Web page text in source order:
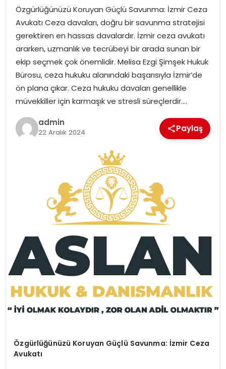
Özgürlüğünüzü Koruyan Güçlü Savunma: İzmir Ceza
Avukatı Ceza davaları, doğru bir savunma stratejisi
gerektiren en hassas davalardır. İzmir ceza avukatı
ararken, uzmanlık ve tecrübeyi bir arada sunan bir
ekip seçmek çok önemlidir. Melisa Ezgi Şimşek Hukuk
Bürosu, ceza hukuku alanındaki başarısıyla İzmir’de
ön plana çıkar. Ceza hukuku davaları genellikle
müvekkiller için karmaşık ve stresli süreçlerdir….
admin
22 Aralık 2024 Paylaş
Özgürlüğünüzü Koruyan Güçlü Savunma: İzmir Ceza
Avukatı